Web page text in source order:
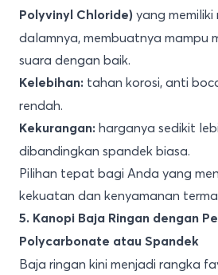
Polyvinyl Chloride) yang
dalamnya, membuatnya mampu
suara dengan baik.
Kelebihan: tahan korosi, anti
rendah.
Kekurangan: harganya sedikit
dibandingkan spandek biasa.
Pilihan tepat bagi Anda yang
kekuatan dan kenyamanan
5. Kanopi Baja Ringan dengan
Polycarbonate atau Spandek
Baja ringan kini menjadi rangka